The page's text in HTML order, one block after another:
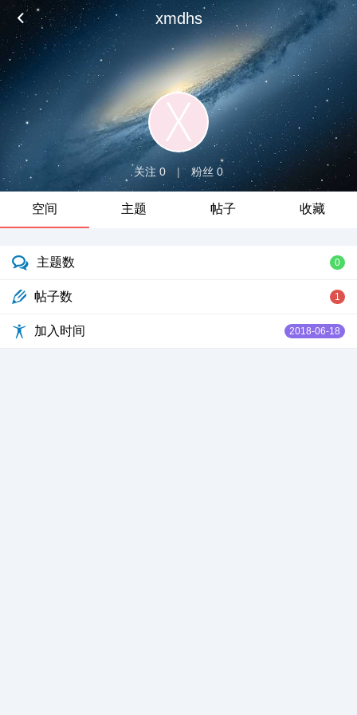
xmdhs
关注 0 | 粉丝 0
空间 主题 帖子 收藏
主题数 0
帖子数 1
加入时间 2018-06-18